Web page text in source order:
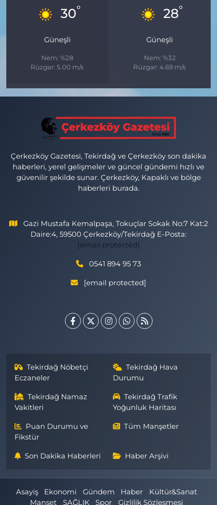
30°
Güneşli
Nem: %28
Rüzgar: 5.00 m/s
28°
Güneşli
Nem: %32
Rüzgar: 4.69 m/s
Çerkezköy Gazetesi, Tekirdağ ve Çerkezköy son dakika
haberleri, yerel gelişmeler ve güncel gündemi hızlı ve
güvenilir şekilde sunar. Çerkezköy, Kapaklı ve bölge
haberleri burada.
Gazi Mustafa Kemalpaşa, Tokuçlar Sokak No:7 Kat:2
Daire:4, 59500 Çerkezköy/Tekirdağ E-Posta:
[email protected]
0541 894 95 73
[email protected]
Tekirdağ Nöbetçi
Eczaneler
Tekirdağ Hava
Durumu
Tekirdağ Namaz
Vakitleri
Tekirdağ Trafik
Yoğunluk Haritası
Puan Durumu ve
Fikstür
Tüm Manşetler
Son Dakika Haberleri Haber Arşivi
Asayiş Ekonomi Gündem Haber
Kültür&Sanat
Manşet
SAĞLIK Spor Gizlilik Sözleşmesi